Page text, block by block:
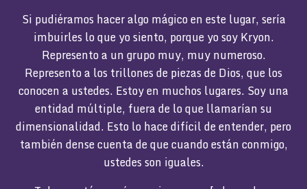
Si pudiéramos hacer algo mágico en este lugar, sería
imbuirles lo que yo siento, porque yo soy Kryon.
Represento a un grupo muy, muy numeroso.
Represento a los trillones de piezas de Dios, que los
conocen a ustedes. Estoy en muchos lugares. Soy una
entidad múltiple, fuera de lo que llamarían su
dimensionalidad. Esto lo hace difícil de entender, pero
también dense cuenta de que cuando están conmigo,
ustedes son iguales.